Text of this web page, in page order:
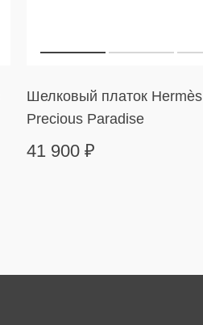
Шелковый платок Hermès
Precious Paradise
41 900 ₽